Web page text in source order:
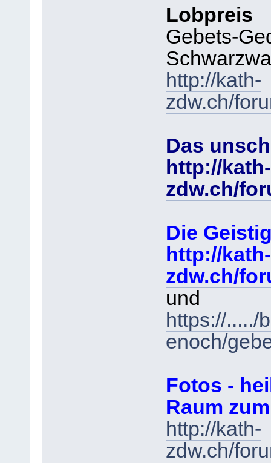
Lobpreis
Gebets-
http://kath-
zdw.ch/
Das
http://kath-
zdw.ch/
Die
http://kath-
zdw.ch/
und
https://...../
enoch/
Fotos -
Raum
http://kath-
zdw.ch/